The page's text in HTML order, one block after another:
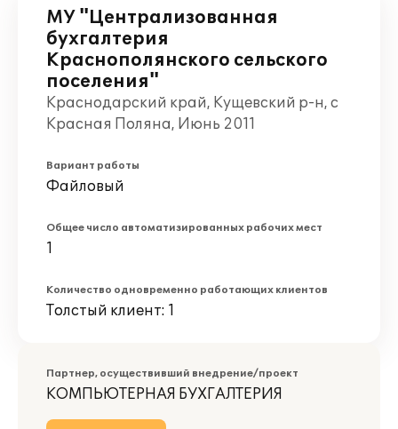
МУ "Централизованная
бухгалтерия
Краснополянского сельского
поселения"
Краснодарский край, Кущевский р-н, с
Красная Поляна, Июнь 2011
Вариант работы
Файловый
Общее число автоматизированных рабочих мест
1
Количество одновременно работающих клиентов
Толстый клиент: 1
Партнер, осуществивший внедрение/проект
КОМПЬЮТЕРНАЯ БУХГАЛТЕРИЯ